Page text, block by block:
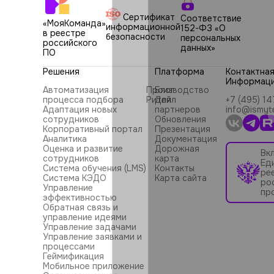
«МояКоманда»
в реестре
российского
ПО
Сертификат
информационной
безопасности
Соответствие
152-ФЗ «О
персональных
данных»
Решения
Автоматизация
процесса подбора
Адаптация новых
сотрудников
Корпоративный портал
Аналитика
Оценка и развитие
сотрудников
Система обучения (LMS)
Система КЭДО
Управление
эффективностью
Обратная связь и
управление идеями
Управление задачами
Управление заявками и
процессами
Геймификация
Мобильное приложение
Производство
Ритейл
Платформа
Блог
Для
партнеров
Обновления
Презентация
Документация
Дорожная
карта
Контакты
Карта сайта
Контактная
+7 (495)